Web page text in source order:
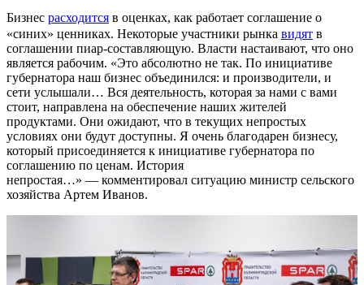
Бизнес расходится в оценках, как работает соглашение о
«синих» ценниках. Некоторые участники рынка видят в
соглашении пиар-составляющую. Власти настаивают, что оно
является рабочим. «Это абсолютно не так. По инициативе
губернатора наш бизнес объединился: и производители, и
сети услышали… Вся деятельность, которая за нами с вами
стоит, направлена на обеспечение наших жителей
продуктами. Они ожидают, что в текущих непростых
условиях они будут доступны. Я очень благодарен бизнесу,
который присоединяется к инициативе губернатора по
соглашению по ценам. История
непростая…» — комментировал ситуацию министр сельского
хозяйства Артем Иванов.